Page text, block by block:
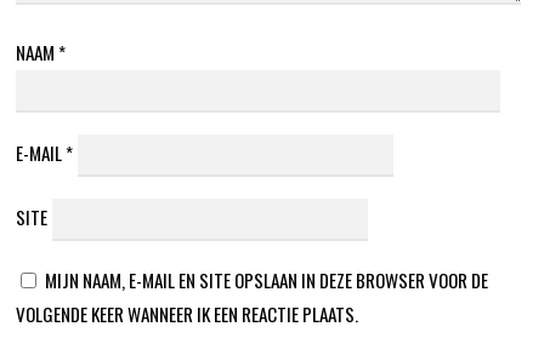
NAAM *
E-MAIL*
SITE
MIJN NAAM, E-MAIL EN SITE OPSLAAN IN DEZE BROWSER VOOR DE
VOLGENDE KEER WANNEER IK EEN REACTIE PLAATS.